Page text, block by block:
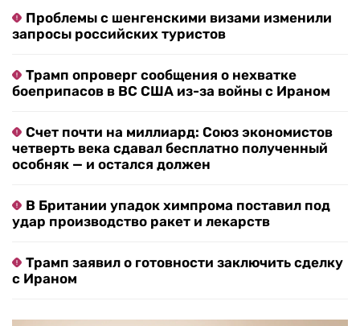
Проблемы с шенгенскими визами изменили
запросы российских туристов
Трамп опроверг сообщения о нехватке
боеприпасов в ВС США из-за войны с Ираном
Счет почти на миллиард: Союз экономистов
четверть века сдавал бесплатно полученный
особняк — и остался должен
В Британии упадок химпрома поставил под
удар производство ракет и лекарств
Трамп заявил о готовности заключить сделку
с Ираном